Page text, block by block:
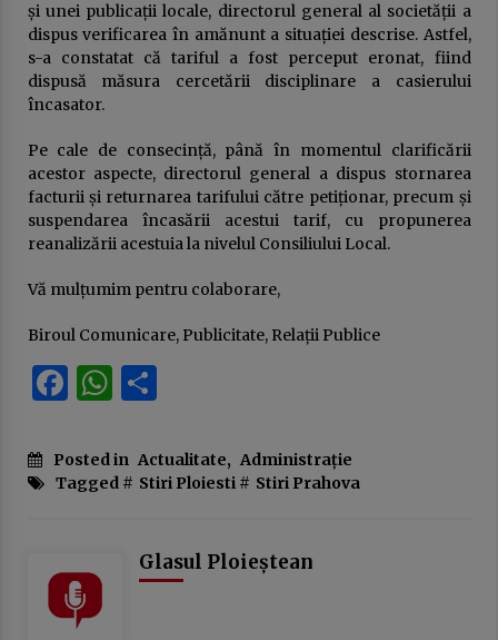
și unei publicații locale, directorul general al societății a
dispus verificarea în amănunt a situației descrise. Astfel,
s-a constatat că tariful a fost perceput eronat, fiind
dispusă măsura cercetării disciplinare a casierului
încasator.
Pe cale de consecință, până în momentul clarificării
acestor aspecte, directorul general a dispus stornarea
facturii și returnarea tarifului către petiționar, precum și
suspendarea încasării acestui tarif, cu propunerea
reanalizării acestuia la nivelul Consiliului Local.
Vă mulţumim pentru colaborare,
Biroul Comunicare, Publicitate, Relații Publice
Facebook
WhatsApp
Partajează
Posted in Actualitate, Administrație
Tagged # Stiri Ploiesti# Stiri Prahova
Glasul Ploieștean